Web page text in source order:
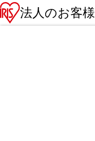
法人のお客様